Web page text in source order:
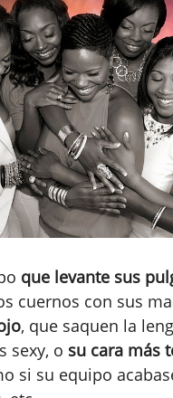
que levante sus
cuernos con sus
, que saquen la
sexy, o su cara más
si su equipo